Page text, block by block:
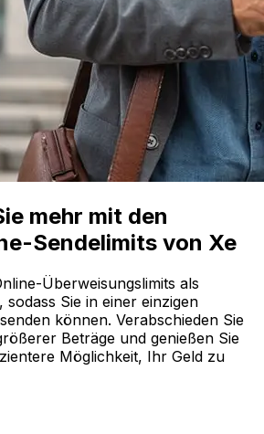
mehr mit den
Sendelimits von Xe
Überweisungslimits als
Sie in einer einzigen
können. Verabschieden Sie
Beträge und genießen Sie
Möglichkeit, Ihr Geld zu